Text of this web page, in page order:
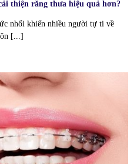
thiện răng thưa hiệu quả hơn?
nhối khiến nhiều người tự ti về
[...]